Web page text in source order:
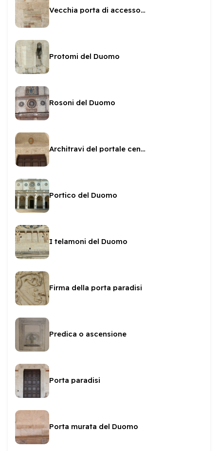
Vecchia porta di accesso al campanile
Protomi del Duomo
Rosoni del Duomo
Architravi del portale centrale del Duomo
Portico del Duomo
I telamoni del Duomo
Firma della porta paradisi
Predica o ascensione
Porta paradisi
Porta murata del Duomo